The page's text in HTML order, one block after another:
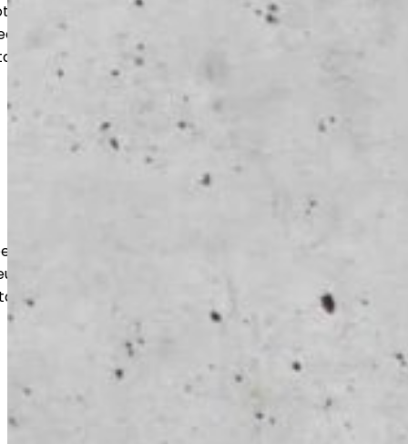
kestävät betonilattiat
ja varastoihin. Huolellinen pohjatyö
pitkän käyttöiän ja siistin
suojaavat lattiaa kulutukselta,
Lopputulos on
ja käyttötarkoitukseen optimoitu.